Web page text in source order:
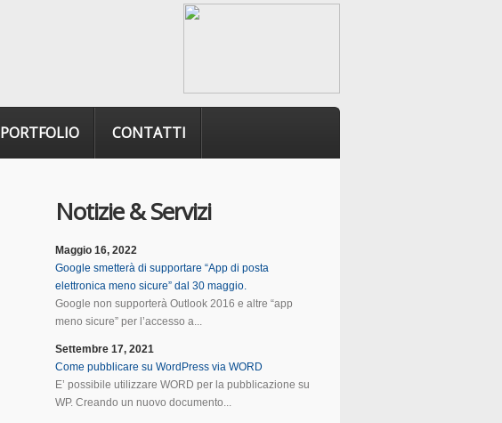
PORTFOLIO CONTATTI
Notizie & Servizi
Maggio 16, 2022
Google smetterà di supportare “App di posta
elettronica meno sicure” dal 30 maggio.
Google non supporterà Outlook 2016 e altre “app
meno sicure” per l’accesso a...
Settembre 17, 2021
Come pubblicare su WordPress via WORD
E’ possibile utilizzare WORD per la pubblicazione su
WP. Creando un nuovo documento...